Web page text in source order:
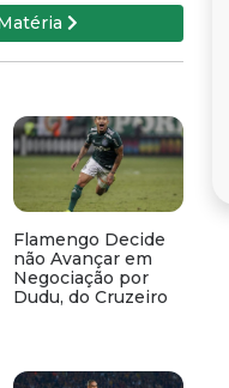
Flamengo Decide
não Avançar em
Negociação por
Dudu, do Cruzeiro